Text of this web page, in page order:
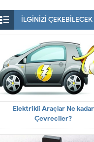
İLGİNİZİ
Elektrikli Araçlar Ne kadar
Çevreciler?